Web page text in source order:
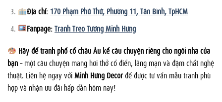
Địa chỉ: 170 Phạm Phú Thứ, Phường 11, Tân Bình, TpHCM
Fanpage:Tranh Treo Tường Minh Hưng
Hãy để tranh phố cổ châu Âu kể câu chuyện riêng cho ngôi nhà của
bạn– một câu chuyện mang hơi thở cổ điển, lãng mạn và đậm chất nghệ
thuật. Liên hệ ngay vớiMinh Hưng Decorđể được tư vấn mẫu tranh phù
hợp và nhận ưu đãi hấp dẫn hôm nay!